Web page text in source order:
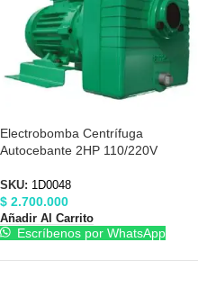
Electrobomba Centrífuga
Autocebante 2HP 110/220V
SKU: 1D0048
$ 2.700.000
Añadir Al Carrito
Escríbenos por WhatsApp